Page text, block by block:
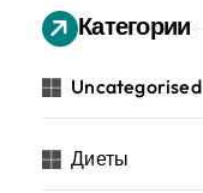
Категории
Uncategorised
Диеты